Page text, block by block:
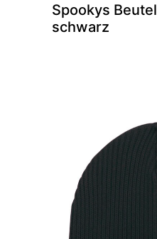
Spookys Beutel
schwarz